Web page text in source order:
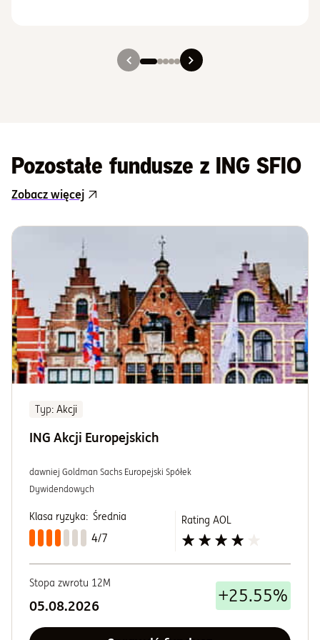
Slajd 1
Slajd 2
Slajd 3
Slajd 4
Slajd 5
Pozostałe fundusze z ING SFIO
Zobacz więcej
Typ: Akcji
ING Akcji Europejskich
dawniej Goldman Sachs Europejski Spółek
Dywidendowych
Klasa ryzyka: Średnia
4/7
Rating AOL
Stopa zwrotu 12M
05.08.2026 +25.55%